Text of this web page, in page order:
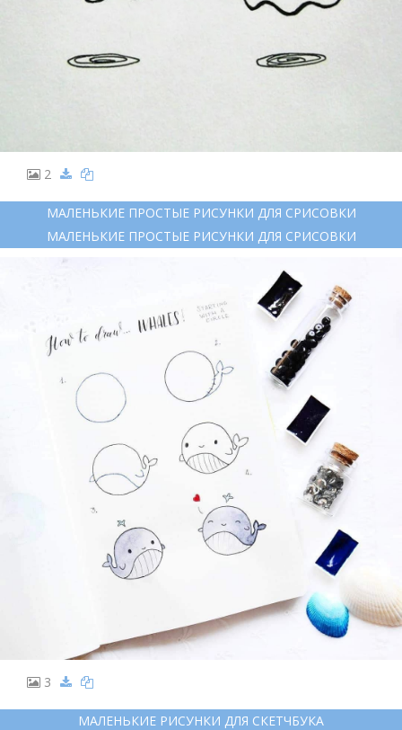
2
МАЛЕНЬКИЕ ПРОСТЫЕ РИСУНКИ ДЛЯ СРИСОВКИ
МАЛЕНЬКИЕ ПРОСТЫЕ РИСУНКИ ДЛЯ СРИСОВКИ
3
МАЛЕНЬКИЕ РИСУНКИ ДЛЯ СКЕТЧБУКА